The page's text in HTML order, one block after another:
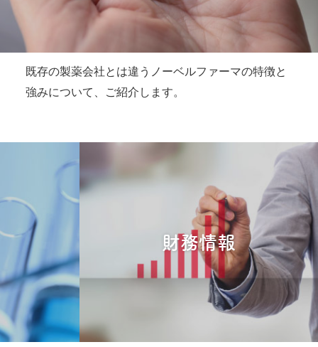
既存の製薬会社とは違うノーベルファーマの特徴と
強みについて、ご紹介します。
財務情報